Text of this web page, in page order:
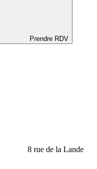
Prendre RDV
8 rue de la Lande